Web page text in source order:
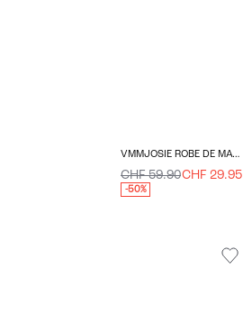
VMMJOSIE ROBE DE MATERNITÉ
CHF 59.90CHF 29.95
-50%